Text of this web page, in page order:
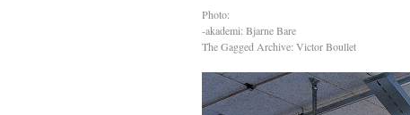
Photo:
-akademi: Bjarne Bare
The Gagged Archive: Victor Boullet